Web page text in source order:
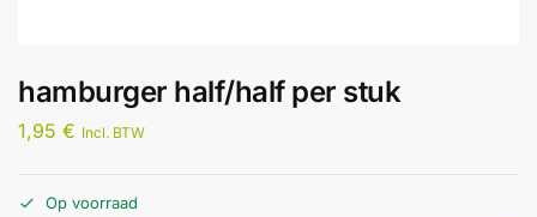
hamburger half/half per stuk
1,95 € Incl. BTW
Op voorraad